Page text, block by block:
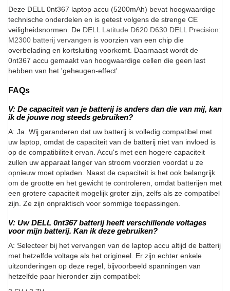
Deze DELL 0nt367 laptop accu (5200mAh) bevat hoogwaardige
technische onderdelen en is getest volgens de strenge CE
veiligheidsnormen. De DELL Latitude D620 D630 DELL Precision:
M2300 batterij vervangen is voorzien van een chip die
overbelading en kortsluiting voorkomt. Daarnaast wordt de
0nt367 accu gemaakt van hoogwaardige cellen die geen last
hebben van het 'geheugen-effect'.
FAQs
V: De capaciteit van je batterij is anders dan die van mij, kan
ik de jouwe nog steeds gebruiken?
A: Ja. Wij garanderen dat uw batterij is volledig compatibel met
uw laptop, omdat de capaciteit van de batterij niet van invloed is
op de compatibiliteit ervan. Accu's met een hogere capaciteit
zullen uw apparaat langer van stroom voorzien voordat u ze
opnieuw moet opladen. Naast de capaciteit is het ook belangrijk
om de grootte en het gewicht te controleren, omdat batterijen met
een grotere capaciteit mogelijk groter zijn, zelfs als ze compatibel
zijn. Ze zijn onpraktisch voor sommige toepassingen.
V: Uw DELL 0nt367 batterij heeft verschillende voltages
voor mijn batterij. Kan ik deze gebruiken?
A: Selecteer bij het vervangen van de laptop accu altijd de batterij
met hetzelfde voltage als het origineel. Er zijn echter enkele
uitzonderingen op deze regel, bijvoorbeeld spanningen van
hetzelfde paar hieronder zijn compatibel: